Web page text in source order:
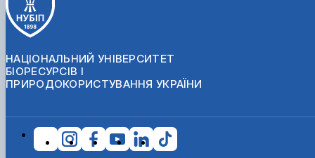
НАЦІОНАЛЬНИЙ УНІВЕРСИТЕТ
БІОРЕСУРСІВ І
ПРИРОДОКОРИСТУВАННЯ УКРАЇНИ